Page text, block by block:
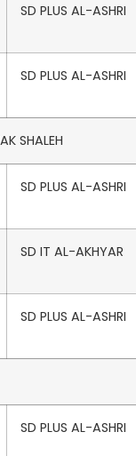
SD PLUS AL-ASHRI
SD PLUS AL-ASHRI
SHALEH
SD PLUS AL-ASHRI
SD IT AL-AKHYAR
SD PLUS AL-ASHRI
SD PLUS AL-ASHRI